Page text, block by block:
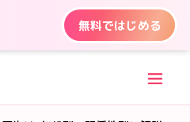
無料ではじめる